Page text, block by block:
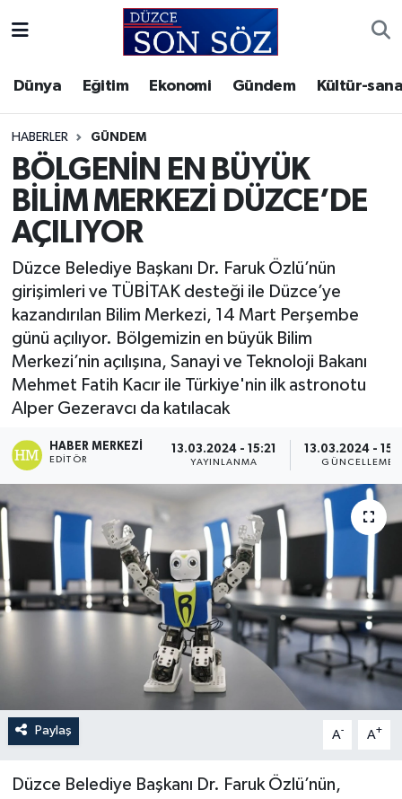
Dünya Eğitim Ekonomi Gündem Kültür-
HABERLER GÜNDEM
BÖLGENİN EN BÜYÜK
BİLİM MERKEZİ DÜZCE’DE
AÇILIYOR
Düzce Belediye Başkanı Dr. Faruk Özlü’nün
girişimleri ve TÜBİTAK desteği ile Düzce’ye
kazandırılan Bilim Merkezi, 14 Mart Perşembe
günü açılıyor. Bölgemizin en büyük Bilim
Merkezi’nin açılışına, Sanayi ve Teknoloji Bakanı
Mehmet Fatih Kacır ile Türkiye'nin ilk astronotu
Alper Gezeravcı da katılacak
HABER MERKEZI
EDITÖR
13.03.2024 - 15:21
YAYINLANMA
13.03.2024 -
GÜNCELLEME
Paylaş A- A+
Düzce Belediye Başkanı Dr. Faruk Özlü’nün,
Gizlilik Sözleşmesi
İletişim
Künye
Akçakoca Hava Durumu
Akçakoca Trafik Yoğunluk Haritası
Süper Lig Puan Durumu ve Fikstür
Son Dakika Haberleri
Haber Arşivi